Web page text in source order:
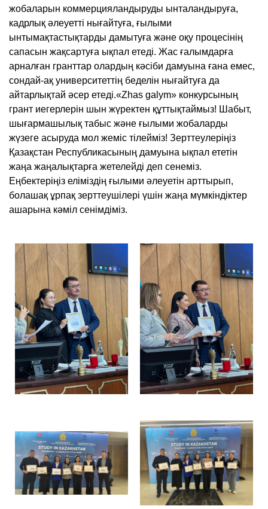
жобаларын коммерцияландыруды ынталандыруға,
кадрлық әлеуетті нығайтуға, ғылыми
ынтымақтастықтарды дамытуға және оқу процесінің
сапасын жақсартуға ықпал етеді. Жас ғалымдарға
арналған гранттар олардың кәсіби дамуына ғана емес,
сондай-ақ университеттің беделін нығайтуға да
айтарлықтай әсер етеді.«Zhas galym» конкурсының
грант иегерлерін шын жүректен құттықтаймыз! Шабыт,
шығармашылық табыс және ғылыми жобаларды
жүзеге асыруда мол жеміс тілейміз! Зерттеулеріңіз
Қазақстан Республикасының дамуына ықпал ететін
жаңа жаңалықтарға жетелейді деп сенеміз.
Еңбектеріңіз еліміздің ғылыми әлеуетін арттырып,
болашақ ұрпақ зерттеушілері үшін жаңа мүмкіндіктер
ашарына кәміл сенімдіміз.